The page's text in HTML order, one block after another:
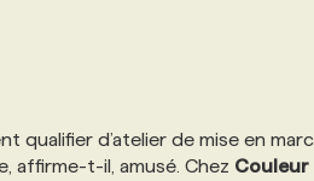
qualifier d’atelier de mise en
affirme-t-il, amusé. Chez Couleur